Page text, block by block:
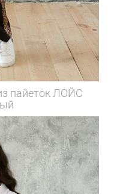
пайеток ЛОЙС